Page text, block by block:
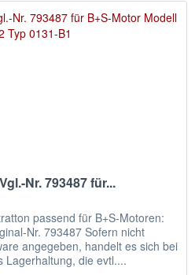
Nr. 793487 für...
passend für B+S-Motoren:
Nr. 793487 Sofern nicht
angegeben, handelt es sich bei
Lagerhaltung, die evtl....